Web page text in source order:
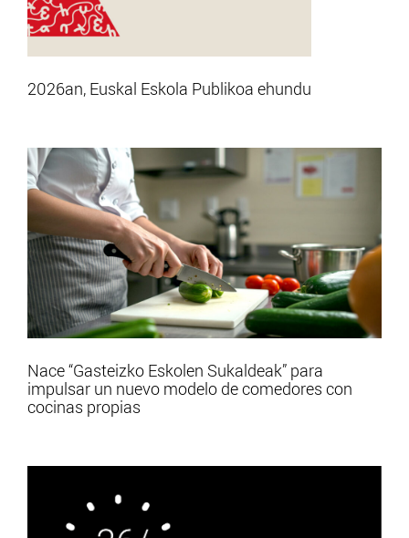
2026an, Euskal Eskola Publikoa ehundu
Nace “Gasteizko Eskolen Sukaldeak” para
impulsar un nuevo modelo de comedores con
cocinas propias